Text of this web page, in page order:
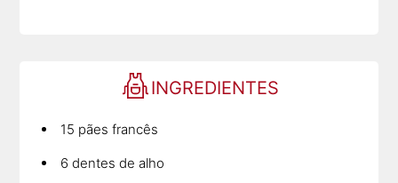
INGREDIENTES
15 pães francês
6 dentes de alho